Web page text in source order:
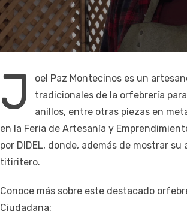
J
oel Paz Montecinos es un
tradicionales de la orfebrería
anillos, entre otras piezas en
en la Feria de Artesanía y
por DIDEL, donde, además de mostrar
titiritero.
Conoce más sobre este destacado
Ciudadana: